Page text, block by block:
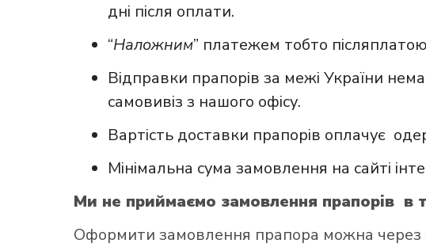
дні після оплати.
“Наложним” платежем тобто
Відправки прапорів за межі України
самовивіз з нашого офісу.
Вартість доставки прапорів оплачує
Мінімальна сума замовлення на сайті
Ми не приймаємо замовлення прапорів в
Оформити замовлення прапора можна через